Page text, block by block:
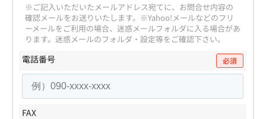
※ご記入いただいたメールアドレス宛てに、お問合せ内容の
確認メールをお送りいたします。 ※Yahoo!メールなどのフリ
ーメールをご利用の場合、迷惑メールフォルダに入る場合があ
ります。迷惑メールのフォルダ・設定等をご確認下さい。
電話番号 必須
FAX